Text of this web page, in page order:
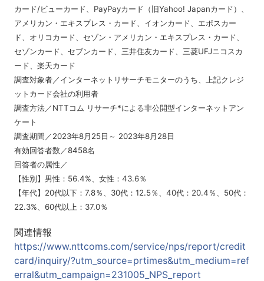
カード/ビューカード、PayPayカード（旧Yahoo! Japanカード）、
アメリカン・エキスプレス・カード、イオンカード、エポスカー
ド、オリコカード、セゾン・アメリカン・エキスプレス・カード、
セゾンカード、セブンカード、三井住友カード、三菱UFJニコスカ
ード、楽天カード
調査対象者／インターネットリサーチモニターのうち、上記クレジ
ットカード会社の利用者
調査方法／NTTコム リサーチ*による非公開型インターネットアン
ケート
調査期間／2023年8月25日～ 2023年8月28日
有効回答者数／8458名
回答者の属性／
【性別】男性：56.4%、女性：43.6％
【年代】20代以下：7.8％、30代：12.5％、40代：20.4％、50代：
22.3%、60代以上：37.0％
関連情報
https://www.nttcoms.com/service/nps/report/credit
card/inquiry/?utm_source=prtimes&utm_medium=ref
erral&utm_campaign=231005_NPS_report